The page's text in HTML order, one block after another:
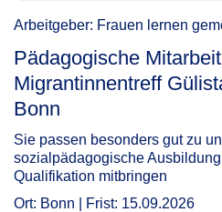
Arbeitgeber: Frauen lernen
Pädagogische
Migrantinnentreff
Bonn​‌‌‌‌​‌​‌‌​‌‌‌‌‌​​‌
Sie passen besonders gut zu
sozialpädagogische
Qualifikation mitbringen
Ort: Bonn | Frist: 15.09.2026